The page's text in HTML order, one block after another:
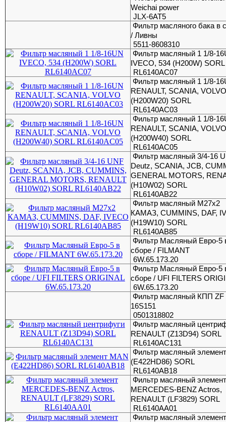
Weichai power
JLX-6AT5
Фильтр масляного бака в
/ Ливны
5511-8608310
Фильтр масляный 1 1/8-
IVECO, 534 (H200W) SORL
RL6140AC07
Фильтр масляный 1 1/8-
RENAULT, SCANIA,
(H200W20) SORL
RL6140AC03
Фильтр масляный 1 1/8-
RENAULT, SCANIA,
(H200W40) SORL
RL6140AC05
Фильтр масляный 3/4-16
Deutz, SCANIA, JCB,
GENERAL MOTORS,
(H10W02) SORL
RL6140AB22
Фильтр масляный M27x2
КАМАЗ, CUMMINS, DAF,
(H19W10) SORL
RL6140AB85
Фильтр Масляный Евро-5
сборе / FILMANT
6W.65.173.20
Фильтр Масляный Евро-5
сборе / UFI FILTERS
6W.65.173.20
Фильтр масляный КПП ZF
16S151
0501318802
Фильтр масляный
RENAULT (Z13D94) SORL
RL6140AC131
Фильтр масляный
(E422HD86) SORL
RL6140AB18
Фильтр масляный
MERCEDES-BENZ Actros,
RENAULT (LF3829) SORL
RL6140AA01
Фильтр масляный